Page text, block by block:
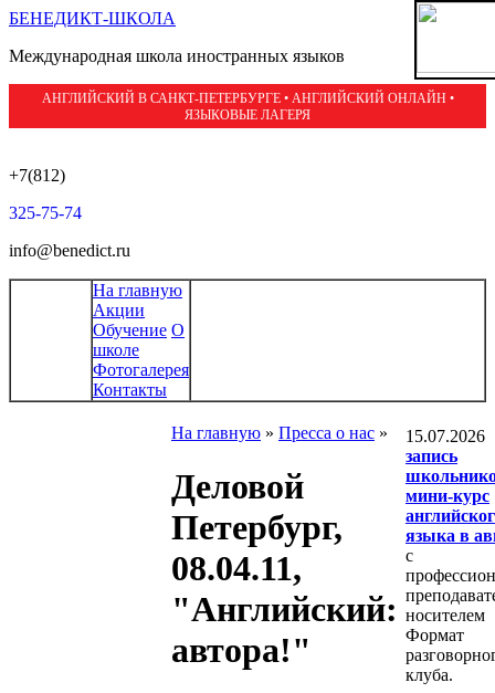
БЕНЕДИКТ-ШКОЛА
Международная школа иностранных языков
АНГЛИЙСКИЙ В САНКТ-ПЕТЕРБУРГЕ • АНГЛИЙСКИЙ ОНЛАЙН •
ЯЗЫКОВЫЕ ЛАГЕРЯ
+7(812)
325-75-74
info@benedict.ru
На главную
Акции
Обучение О
школе
Фотогалерея
Контакты
На главную » Пресса о нас »
Деловой
Петербург,
08.04.11,
"Английский:
автора!"
запись
мини-курс
языка в
с
Формат
клуба.